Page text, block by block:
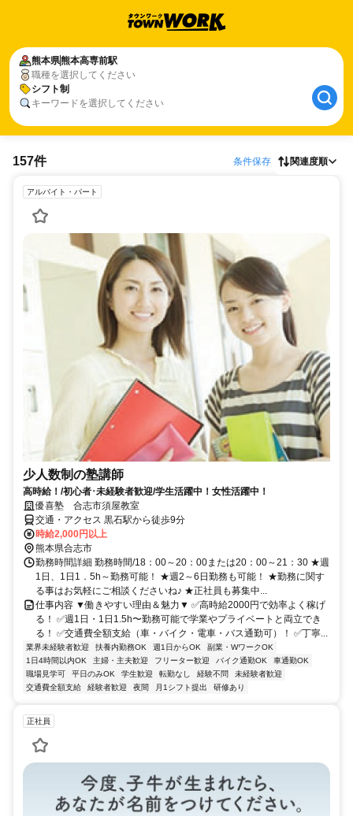
熊本県熊本高専前駅
職種を選択してください
シフト制
キーワードを選択してください
157件 条件保存 関連度順
アルバイト・パート
少人数制の塾講師
高時給！/初心者･未経験者歓迎/学生活躍中！女性活躍中！
優喜塾 合志市須屋教室
交通・アクセス 黒石駅から徒歩9分
時給2,000円以上
熊本県合志市
勤務時間詳細 勤務時間/18：00～20：00または20：00～21：30 ★週
1日、1日1．5h～勤務可能！ ★週2～6日勤務も可能！ ★勤務に関す
る事はお気軽にご相談くださいね♪ ★正社員も募集中...
仕事内容 ▼働きやすい理由＆魅力▼ ✅高時給2000円で効率よく稼げ
る！ ✅週1日・1日1.5h〜勤務可能で学業やプライベートと両立でき
る！ ✅交通費全額支給（車・バイク・電車・バス通勤可）！ ✅丁寧...
業界未経験者歓迎 扶養内勤務OK 週1日からOK
副業・WワークOK
1日4時間以内OK
主婦・主夫歓迎 フリーター歓迎 バイク通勤OK
車通勤OK
職場見学可
平日のみOK 学生歓迎 転勤なし 経験不問
未経験者歓迎
交通費全額支給
経験者歓迎 夜間 月1シフト提出 研修あり
正社員